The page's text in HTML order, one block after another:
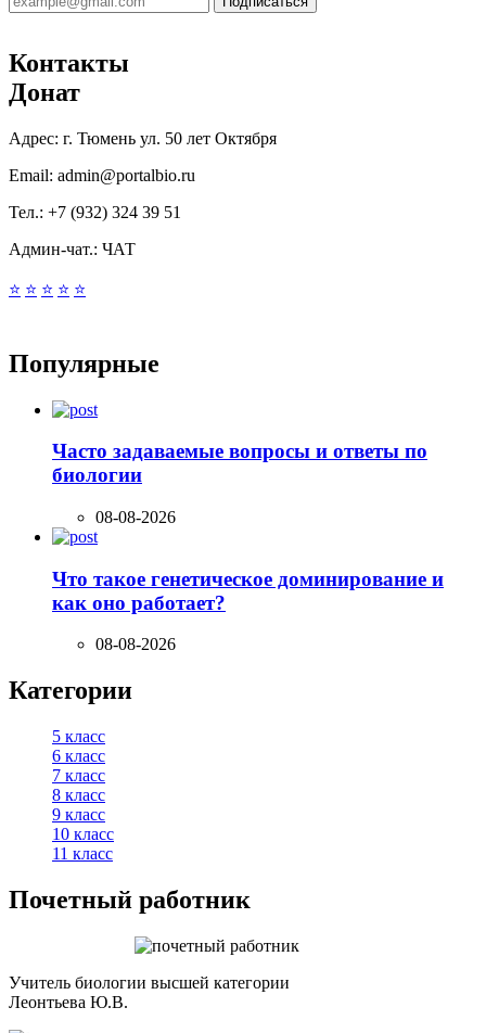
Контакты
Донат
Адрес: г. Тюмень ул. 50 лет Октября
Email: admin@portalbio.ru
Тел.: +7 (932) 324 39 51
Админ-чат.: ЧАТ
⭐ ⭐ ⭐ ⭐ ⭐
Популярные
Часто задаваемые вопросы и ответы по
биологии
08-08-2026
Что такое генетическое доминирование и
как оно работает?
08-08-2026
Категории
5 класс
6 класс
7 класс
8 класс
9 класс
10 класс
11 класс
Почетный работник
Учитель биологии высшей категории
Леонтьева Ю.В.